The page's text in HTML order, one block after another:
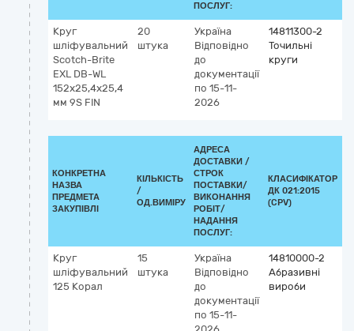
ПОСЛУГ:
Круг
шліфувальний
Scotch-Brite
EXL DB-WL
152x25,4x25,4
мм 9S FIN
20
штука
Україна
Відповідно
до
документації
по 15-11-
2026
14811300-2
Точильні
круги
КОНКРЕТНА
НАЗВА
ПРЕДМЕТА
ЗАКУПІВЛІ
КІЛЬКІСТЬ
/
ОД.ВИМІРУ
АДРЕСА
ДОСТАВКИ /
СТРОК
ПОСТАВКИ/
ВИКОНАННЯ
РОБІТ/
НАДАННЯ
ПОСЛУГ:
КЛАСИФІКАТОР
ДК 021:2015
(CPV)
Круг
шліфувальний
125 Корал
15
штука
Україна
Відповідно
до
документації
по 15-11-
14810000-2
Абразивні
вироби